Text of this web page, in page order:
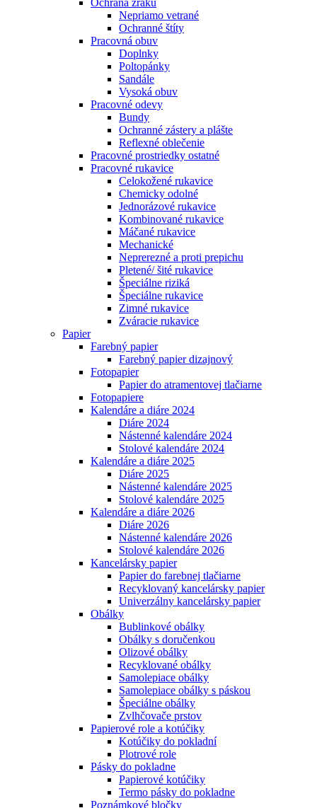
Ochrana zraku
Nepriamo vetrané
Ochranné štíty
Pracovná obuv
Doplnky
Poltopánky
Sandále
Vysoká obuv
Pracovné odevy
Bundy
Ochranné zástery a plášte
Reflexné oblečenie
Pracovné prostriedky ostatné
Pracovné rukavice
Celokožené rukavice
Chemicky odolné
Jednorázové rukavice
Kombinované rukavice
Máčané rukavice
Mechanické
Neprerezné a proti prepichu
Pletené/ šité rukavice
Špeciálne riziká
Špeciálne rukavice
Zimné rukavice
Zváracie rukavice
Papier
Farebný papier
Farebný papier dizajnový
Fotopapier
Papier do atramentovej tlačiarne
Fotopapiere
Kalendáre a diáre 2024
Diáre 2024
Nástenné kalendáre 2024
Stolové kalendáre 2024
Kalendáre a diáre 2025
Diáre 2025
Nástenné kalendáre 2025
Stolové kalendáre 2025
Kalendáre a diáre 2026
Diáre 2026
Nástenné kalendáre 2026
Stolové kalendáre 2026
Kancelársky papier
Papier do farebnej tlačiarne
Recyklovaný kancelársky papier
Univerzálny kancelársky papier
Obálky
Bublinkové obálky
Obálky s doručenkou
Olizové obálky
Recyklované obálky
Samolepiace obálky
Samolepiace obálky s páskou
Špeciálne obálky
Zvlhčovače prstov
Papierové role a kotúčiky
Kotúčiky do pokladní
Plotrové role
Pásky do pokladne
Papierové kotúčiky
Termo pásky do pokladne
Poznámkové bločky